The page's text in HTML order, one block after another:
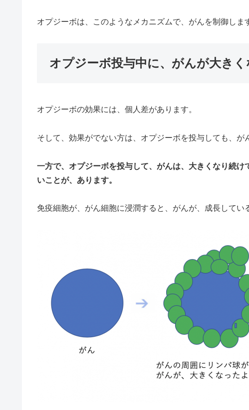
オプジーボは、このようなメカニズムで、がんを制御しま
オプジーボ投与中に、がんが大き
オプジーボの効果には、個人差があります。
そして、効果がでない方は、オプジーボを投与しても、が
一方で、オプジーボを投与して、がんは、大きくなり続
いことが、あります。
免疫細胞が、がん細胞に浸潤すると、がんが、成長してい